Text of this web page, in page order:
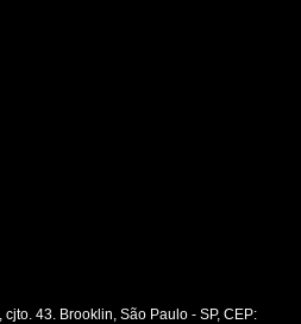
43. Brooklin, São Paulo - SP, CEP: